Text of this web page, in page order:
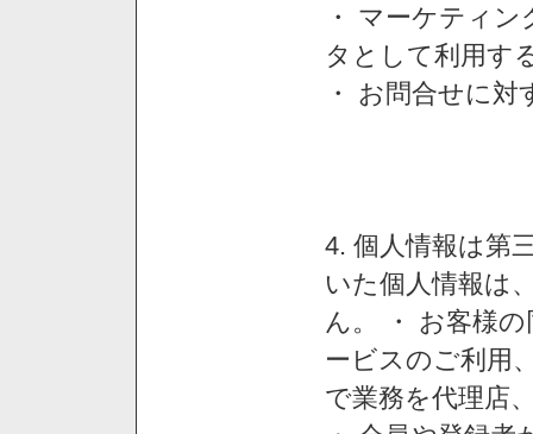
・ マーケティ
タとして利用す
・ お問合せに
4. 個人情報は第
いた個人情報は
ん。 ・ お客様
ービスのご利用
で業務を代理店